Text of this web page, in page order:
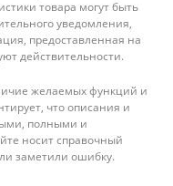
товара могут быть
уведомления,
предоставленная на
действительности.
желаемых функций и
что описания и
полными и
носит справочный
заметили ошибку.